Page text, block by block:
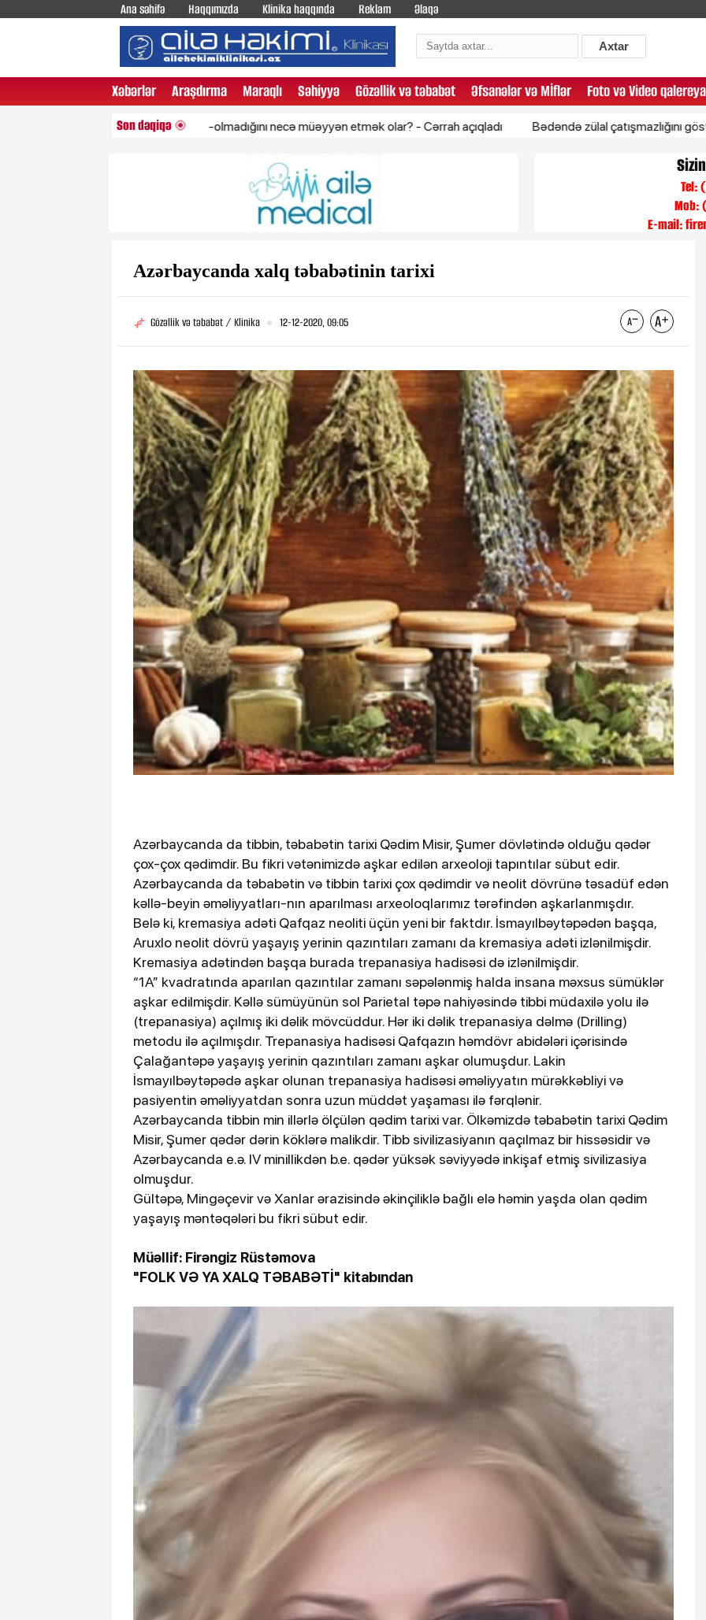
Ana səhifə Haqqımızda Klinika haqqında Reklam Əlaqə
Axtar
Xəbərlər Araşdırma Maraqlı Səhiyyə Gözəllik və təbabət Əfsanələr və Mİflər Foto və Video qalereya
Son dəqiqə
Ürəyin zəif olub-olmadığını necə müəyyən etmək olar? - Cərrah açıqladı Bədəndə zülal çatışmazlığını göstərən 5
Tel:
Mob:
E-mail:
Azərbaycanda xalq təbabətinin tarixi
Gözəllik və təbabət / Klinika 12-12-2020, 09:05
Azərbaycanda da tibbin, təbabətin tarixi Qədim Misir, Şumer dövlətində olduğu qədər
çox-çox qədimdir. Bu fikri vətənimizdə aşkar edilən arxeoloji tapıntılar sübut edir.
Azərbaycanda da təbabətin və tibbin tarixi çox qədimdir və neolit dövrünə təsadüf edən
kəllə-beyin əməliyyatları-nın aparılması arxeoloqlarımız tərəfindən aşkarlanmışdır.
Belə ki, kremasiya adəti Qafqaz neoliti üçün yeni bir faktdır. İsmayılbəytəpədən başqa,
Aruxlo neolit dövrü yaşayış yerinin qazıntıları zamanı da kremasiya adəti izlənilmişdir.
Kremasiya adətindən başqa burada trepanasiya hadisəsi də izlənilmişdir.
“1A” kvadratında aparılan qazıntılar zamanı səpələnmiş halda insana məxsus sümüklər
aşkar edilmişdir. Kəllə sümüyünün sol Parietal təpə nahiyəsində tibbi müdaxilə yolu ilə
(trepanasiya) açılmış iki dəlik mövcüddur. Hər iki dəlik trepanasiya dəlmə (Drilling)
metodu ilə açılmışdır. Trepanasiya hadisəsi Qafqazın həmdövr abidələri içərisində
Çalağantəpə yaşayış yerinin qazıntıları zamanı aşkar olumuşdur. Lakin
İsmayılbəytəpədə aşkar olunan trepanasiya hadisəsi əməliyyatın mürəkkəbliyi və
pasiyentin əməliyyatdan sonra uzun müddət yaşaması ilə fərqlənir.
Azərbaycanda tibbin min illərlə ölçülən qədim tarixi var. Ölkəmizdə təbabətin tarixi Qədim
Misir, Şumer qədər dərin köklərə malikdir. Tibb sivilizasiyanın qaçılmaz bir hissəsidir və
Azərbaycanda e.ə. IV minillikdən b.e. qədər yüksək səviyyədə inkişaf etmiş sivilizasiya
olmuşdur.
Gültəpə, Mingəçevir və Xanlar ərazisində əkinçiliklə bağlı elə həmin yaşda olan qədim
yaşayış məntəqələri bu fikri sübut edir.
Müəllif: Firəngiz Rüstəmova
"FOLK VƏ YA XALQ TƏBABƏTİ" kitabından
“Məkkə sazişi”: Bu ölkələrə
mesaj verildi
Ürəyin zəif olub-olmadığını necə
müəyyən etmək olar? - Cərrah
açıqladı